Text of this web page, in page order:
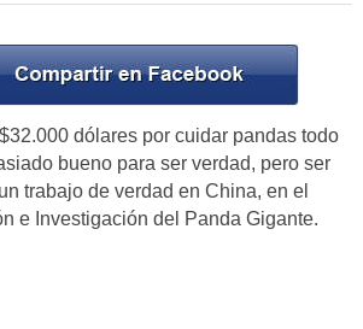
dólares por cuidar pandas todo
bueno para ser verdad, pero ser
trabajo de verdad en China, en el
e Investigación del Panda Gigante.